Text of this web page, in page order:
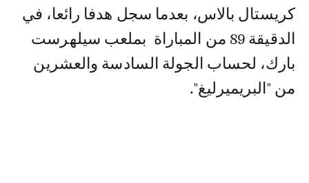
كريستال بالاس، بعدما سجل هدفا رائعا، في
الدقيقة 89 من المباراة بملعب سيلهرست
بارك، لحساب الجولة السادسة والعشرين
من "البريميرليغ".